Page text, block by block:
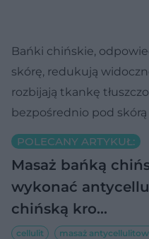
Bańki chińskie,
skórę, redukują
rozbijają tkankę
bezpośrednio pod skórą
POLECANY ARTYKUŁ:
Masaż bańką
wykonać
chińską kro…
cellulit masaż